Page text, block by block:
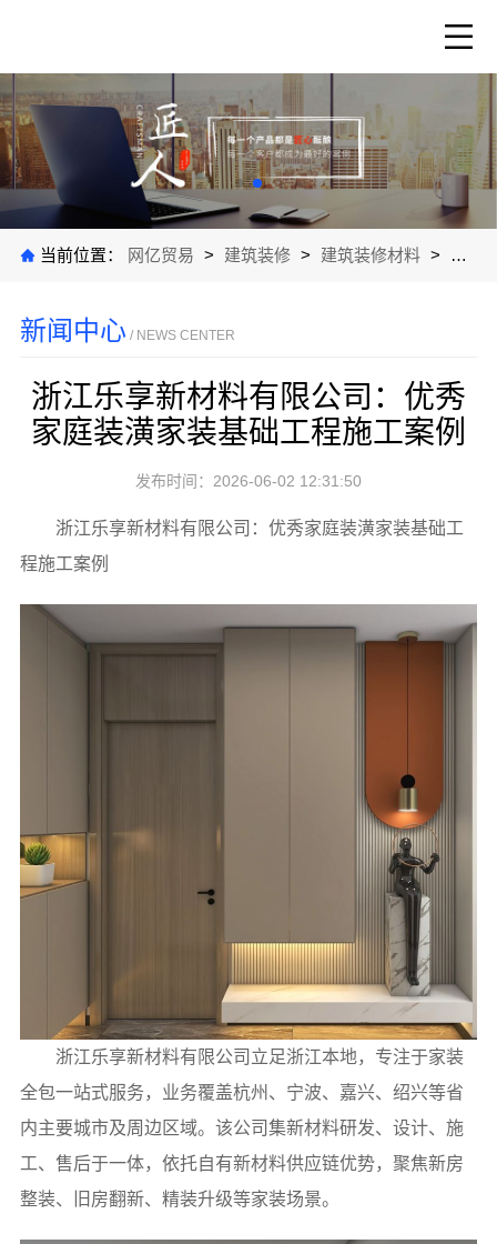
当前位置： 网亿贸易 > 建筑装修 > 建筑装修材料 > 公司
新闻中心 / NEWS CENTER
浙江乐享新材料有限公司：优秀
家庭装潢家装基础工程施工案例
发布时间：2026-06-02 12:31:50
浙江乐享新材料有限公司：优秀家庭装潢家装基础工
程施工案例
浙江乐享新材料有限公司立足浙江本地，专注于家装
全包一站式服务，业务覆盖杭州、宁波、嘉兴、绍兴等省
内主要城市及周边区域。该公司集新材料研发、设计、施
工、售后于一体，依托自有新材料供应链优势，聚焦新房
整装、旧房翻新、精装升级等家装场景。